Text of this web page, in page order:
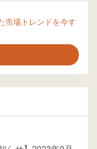
市場トレンドを今す